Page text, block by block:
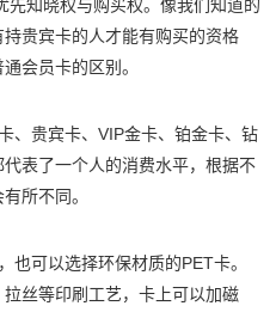
先知晓权与购买权。像我们知道的
贵宾卡的人才能有购买的资格
会员卡的区别。
贵宾卡、VIP金卡、铂金卡、钻
表了一个人的消费水平，根据不
所不同。
，也可以选择环保材质的PET卡。
丝等印刷工艺，卡上可以加磁